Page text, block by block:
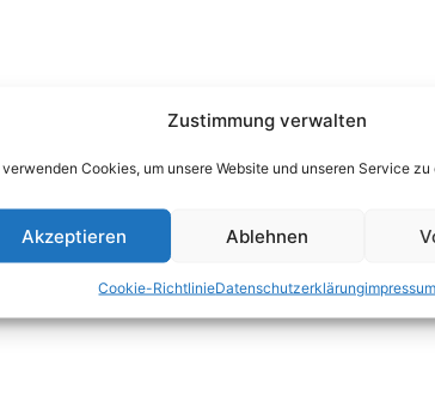
Zustimmung verwalten
verwenden Cookies, um unsere Website und unseren Service zu
Akzeptieren Ablehnen
Cookie-RichtlinieDatenschutzerklärungimpressum